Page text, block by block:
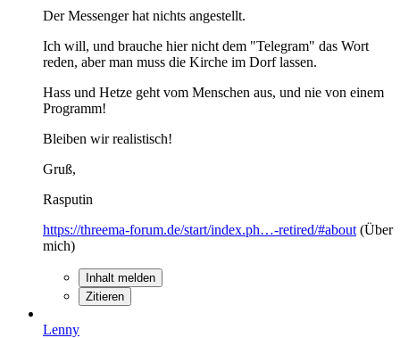
Der Messenger hat nichts angestellt.
Ich will, und brauche hier nicht dem "Telegram" das Wort
reden, aber man muss die Kirche im Dorf lassen.
Hass und Hetze geht vom Menschen aus, und nie von einem
Programm!
Bleiben wir realistisch!
Gruß,
Rasputin
https://threema-forum.de/start/index.ph…-retired/#about (Über
mich)
Inhalt melden
Zitieren
Lenny